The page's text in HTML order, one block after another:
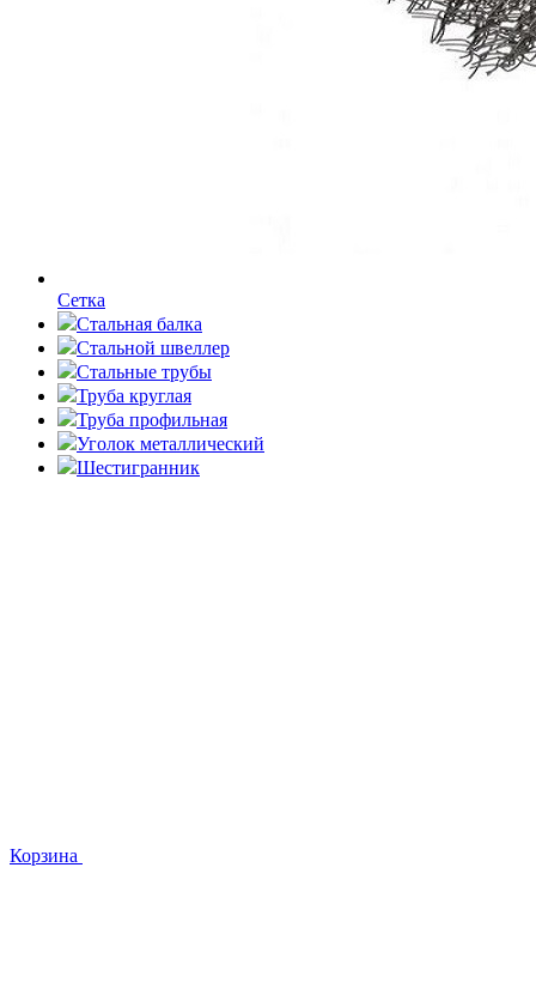
Сетка
Стальная балка
Стальной швеллер
Стальные трубы
Труба круглая
Труба профильная
Уголок металлический
Шестигранник
Корзина